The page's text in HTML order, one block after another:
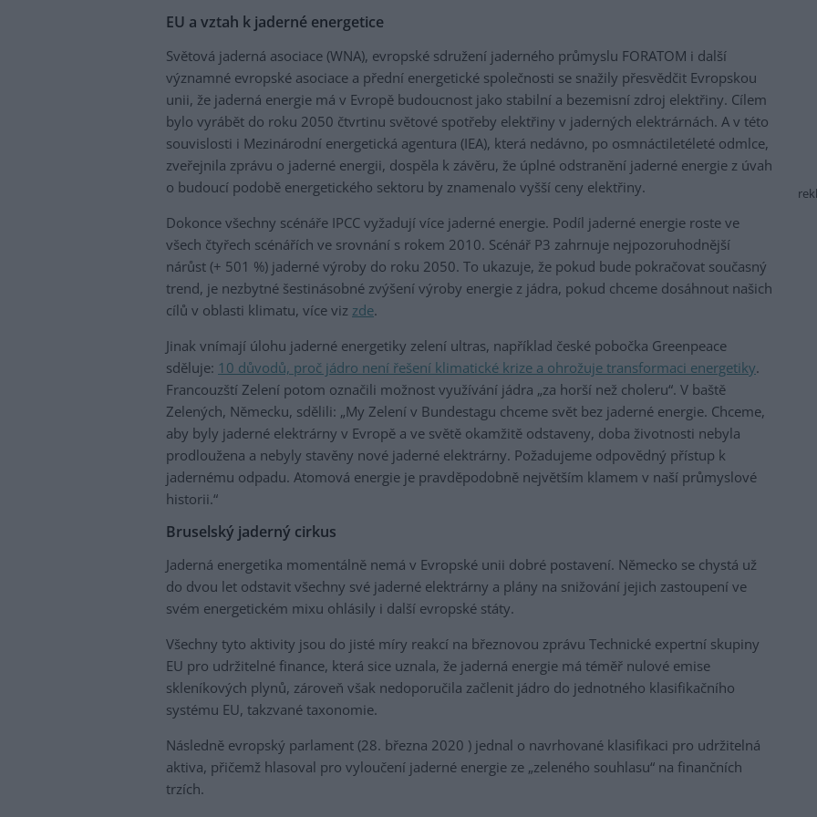
EU a vztah k jaderné energetice
Světová jaderná asociace (WNA), evropské sdružení jaderného průmyslu FORATOM i další
významné evropské asociace a přední energetické společnosti se snažily přesvědčit Evropskou
unii, že jaderná energie má v Evropě budoucnost jako stabilní a bezemisní zdroj elektřiny. Cílem
bylo vyrábět do roku 2050 čtvrtinu světové spotřeby elektřiny v jaderných elektrárnách. A v této
souvislosti i Mezinárodní energetická agentura (IEA), která nedávno, po osmnáctiletéleté odmlce,
zveřejnila zprávu o jaderné energii, dospěla k závěru, že úplné odstranění jaderné energie z úvah
o budoucí podobě energetického sektoru by znamenalo vyšší ceny elektřiny.
Dokonce všechny scénáře IPCC vyžadují více jaderné energie. Podíl jaderné energie roste ve
všech čtyřech scénářích ve srovnání s rokem 2010. Scénář P3 zahrnuje nejpozoruhodnější
nárůst (+ 501 %) jaderné výroby do roku 2050. To ukazuje, že pokud bude pokračovat současný
trend, je nezbytné šestinásobné zvýšení výroby energie z jádra, pokud chceme dosáhnout našich
cílů v oblasti klimatu, více viz zde.
Jinak vnímají úlohu jaderné energetiky zelení ultras, například české pobočka Greenpeace
sděluje: 10 důvodů, proč jádro není řešení klimatické krize a ohrožuje transformaci energetiky.
Francouzští Zelení potom označili možnost využívání jádra „za horší než choleru“. V baště
Zelených, Německu, sdělili: „My Zelení v Bundestagu chceme svět bez jaderné energie. Chceme,
aby byly jaderné elektrárny v Evropě a ve světě okamžitě odstaveny, doba životnosti nebyla
prodloužena a nebyly stavěny nové jaderné elektrárny. Požadujeme odpovědný přístup k
jadernému odpadu. Atomová energie je pravděpodobně největším klamem v naší průmyslové
historii.“
Bruselský jaderný cirkus
Jaderná energetika momentálně nemá v Evropské unii dobré postavení. Německo se chystá už
do dvou let odstavit všechny své jaderné elektrárny a plány na snižování jejich zastoupení ve
svém energetickém mixu ohlásily i další evropské státy.
Všechny tyto aktivity jsou do jisté míry reakcí na březnovou zprávu Technické expertní skupiny
EU pro udržitelné finance, která sice uznala, že jaderná energie má téměř nulové emise
skleníkových plynů, zároveň však nedoporučila začlenit jádro do jednotného klasifikačního
systému EU, takzvané taxonomie.
Následně evropský parlament (28. března 2020 ) jednal o navrhované klasifikaci pro udržitelná
aktiva, přičemž hlasoval pro vyloučení jaderné energie ze „zeleného souhlasu“ na finančních
trzích.